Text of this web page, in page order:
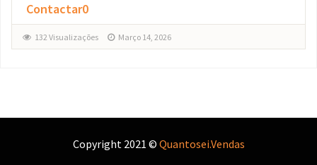
Copyright 2021 © Quantosei.Vendas